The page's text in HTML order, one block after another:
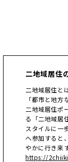
二地域居住
二地域居住と
「都市と地
二地域居住ポ
る「二地域居
スタイルに一
へ参加すると
やかに行き来
https://